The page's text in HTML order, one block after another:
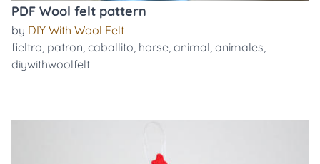
PDF Wool felt pattern
by DIY With Wool Felt
fieltro, patron, caballito, horse, animal, animales,
diywithwoolfelt